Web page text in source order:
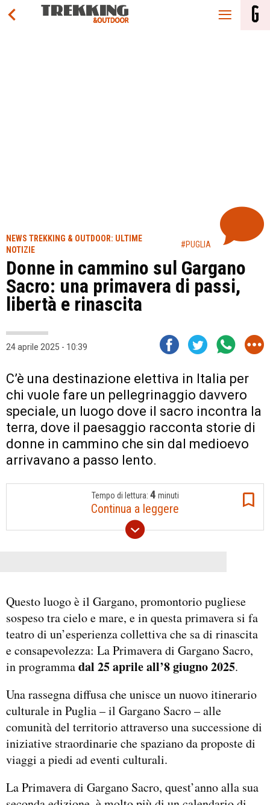
NEWS TREKKING & OUTDOOR: ULTIME
NOTIZIE
#PUGLIA
Donne in cammino sul Gargano
Sacro: una primavera di passi,
libertà e rinascita
24 aprile 2025 - 10:39
C’è una destinazione elettiva in Italia per
chi vuole fare un pellegrinaggio davvero
speciale, un luogo dove il sacro incontra la
terra, dove il paesaggio racconta storie di
donne in cammino che sin dal medioevo
arrivavano a passo lento.
Tempo di lettura: 4 minuti
Continua a leggere
Questo luogo è il Gargano, promontorio pugliese
sospeso tra cielo e mare, e in questa primavera si fa
teatro di un’esperienza collettiva che sa di rinascita
e consapevolezza: La Primavera di Gargano Sacro,
in programmadal 25 aprile all’8 giugno 2025.
Una rassegna diffusa che unisce un nuovo itinerario
culturale in Puglia – il Gargano Sacro – alle
comunità del territorio attraverso una successione di
iniziative straordinarie che spaziano da proposte di
viaggi a piedi ad eventi culturali.
La Primavera di Gargano Sacro, quest’anno alla sua